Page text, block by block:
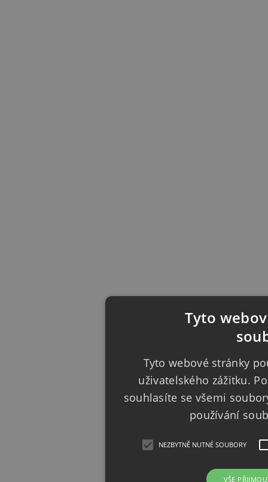
Tyto
Tyto webové stránky
uživatelského zážitku.
souhlasíte se všemi
používání
NEZBYTNĚ NUTNÉ SOUBORY
VŠE